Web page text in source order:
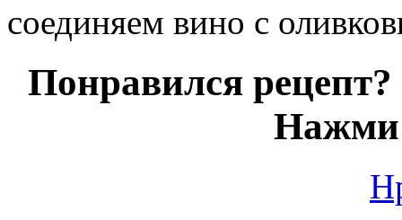
соединяем вино с
Понравился
Нажми